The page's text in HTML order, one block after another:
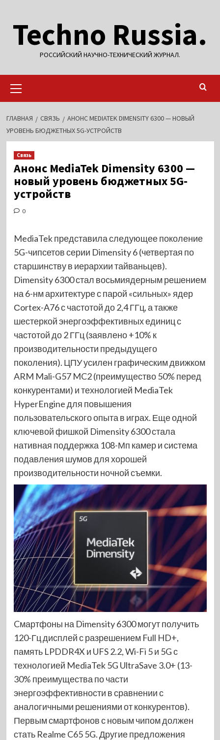
содержимому
Techno Russia.
РОССИЙСКИЙ НАУЧНО-ТЕХНИЧЕСКИЙ ЖУРНАЛ.
меню
ГЛАВНАЯ СВЯЗЬ
АНОНС MEDIATEK DIMENSITY 6300 — НОВЫЙ
УРОВЕНЬ БЮДЖЕТНЫХ 5G-УСТРОЙСТВ
Связь
Анонс MediaTek Dimensity 6300 —
новый уровень бюджетных 5G-
устройств
0
MediaTek представила следующее поколение
5G-чипсетов серии Dimensity 6 (четвертая по
старшинству в иерархии тайваньцев).
Dimensity 6300 стал восьмиядерным решением
на 6-нм архитектуре с парой «сильных» ядер
Сortex-A76 с частотой до 2,4 ГГц, а также
шестеркой энергоэффективных единиц с
частотой до 2 ГГц (заявлено +10% к
производительности предыдущего
поколения). ЦПУ усилен графическим движком
ARM Mali-G57 MC2 (преимущество 50% перед
конкурентами) и технологией MediaTek
HyperEngine для повышения
пользовательского опыта в играх. Еще одной
ключевой фишкой Dimensity 6300 стала
нативная поддержка 108-Мп камер и система
подавления шумов для хорошей
производительности ночной съемки.
Cмартфоны на Dimensity 6300 могут получить
120-Гц дисплей с разрешением Full HD+,
память LPDDR4X и UFS 2.2, Wi-Fi 5 и 5G с
технологией MediaTek 5G UltraSave 3.0+ (13-
30% преимущества по части
энергоэффективности в сравнении с
аналогичными решениями от конкурентов).
Первым смартфонов с новым чипом должен
стать Realme C65 5G. Другие предложения